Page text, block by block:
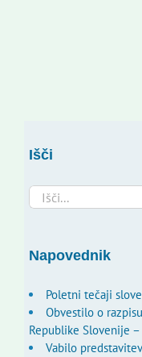
Išči
Search
for:
Napovednik
Poletni tečaji
Obvestilo o
Republike Slovenije
Vabilo